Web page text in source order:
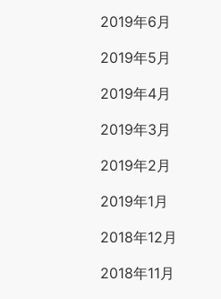
2019年6月
2019年5月
2019年4月
2019年3月
2019年2月
2019年1月
2018年12月
2018年11月